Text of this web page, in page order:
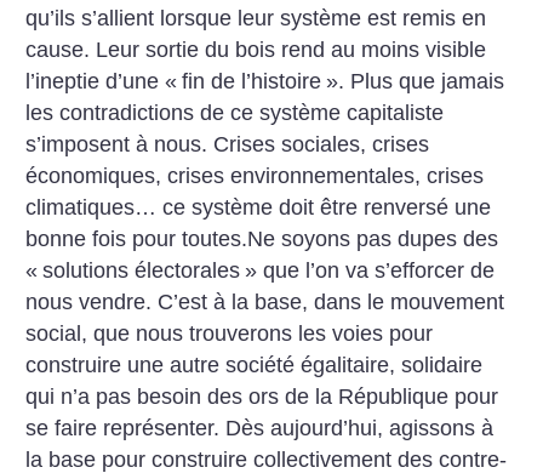
qu’ils s’allient lorsque leur système est remis en
cause. Leur sortie du bois rend au moins visible
l’ineptie d’une « fin de l’histoire ». Plus que jamais
les contradictions de ce système capitaliste
s’imposent à nous. Crises sociales, crises
économiques, crises environnementales, crises
climatiques… ce système doit être renversé une
bonne fois pour toutes.Ne soyons pas dupes des
« solutions électorales » que l’on va s’efforcerde
nous vendre. C’est à la base, dans le mouvement
social, que nous trouverons les voies pour
construire une autre société égalitaire, solidaire
qui n’a pas besoin des ors de la République pour
se faire représenter. Dès aujourd’hui, agissons à
la base pour construire collectivementdes contre-